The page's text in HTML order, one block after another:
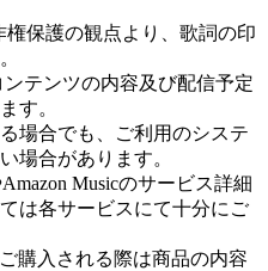
権保護の観点より、歌詞の印
テンツの内容及び配信予定
す。
場合でも、ご利用のシステ
場合があります。
Musicのサービス詳細
は各サービスにて十分にご
購入される際は商品の内容